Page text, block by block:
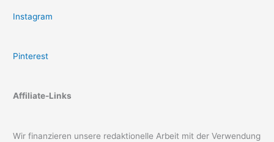
Instagram
Pinterest
Affiliate-Links
Wir finanzieren unsere redaktionelle Arbeit mit der Verwendung